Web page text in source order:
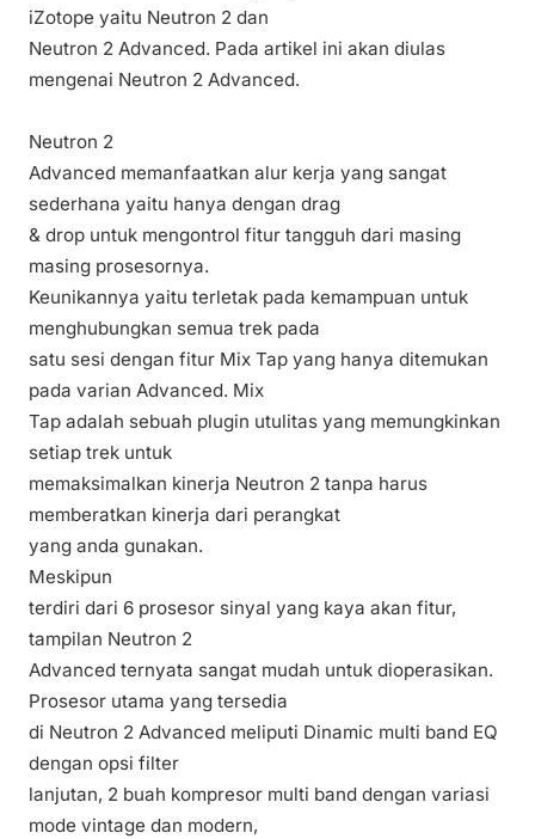
iZotope yaitu Neutron 2 dan
Neutron 2 Advanced. Pada artikel ini akan diulas
mengenai Neutron 2 Advanced.
Neutron 2
Advanced memanfaatkan alur kerja yang sangat
sederhana yaitu hanya dengan drag
& drop untuk mengontrol fitur tangguh dari masing
masing prosesornya.
Keunikannya yaitu terletak pada kemampuan untuk
menghubungkan semua trek pada
satu sesi dengan fitur Mix Tap yang hanya ditemukan
pada varian Advanced. Mix
Tap adalah sebuah plugin utulitas yang memungkinkan
setiap trek untuk
memaksimalkan kinerja Neutron 2 tanpa harus
memberatkan kinerja dari perangkat
yang anda gunakan.
Meskipun
terdiri dari 6 prosesor sinyal yang kaya akan fitur,
tampilan Neutron 2
Advanced ternyata sangat mudah untuk dioperasikan.
Prosesor utama yang tersedia
di Neutron 2 Advanced meliputi Dinamic multi band EQ
dengan opsi filter
lanjutan, 2 buah kompresor multi band dengan variasi
mode vintage dan modern,